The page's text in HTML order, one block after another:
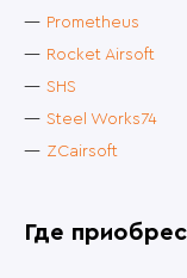
Prometheus
Rocket Airsoft
SHS
Steel Works74
ZCairsoft
Где